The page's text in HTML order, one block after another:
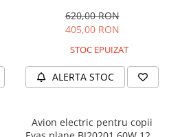
620,00 RON
405,00 RON
STOC EPUIZAT
ALERTA STOC
Avion electric pentru copii